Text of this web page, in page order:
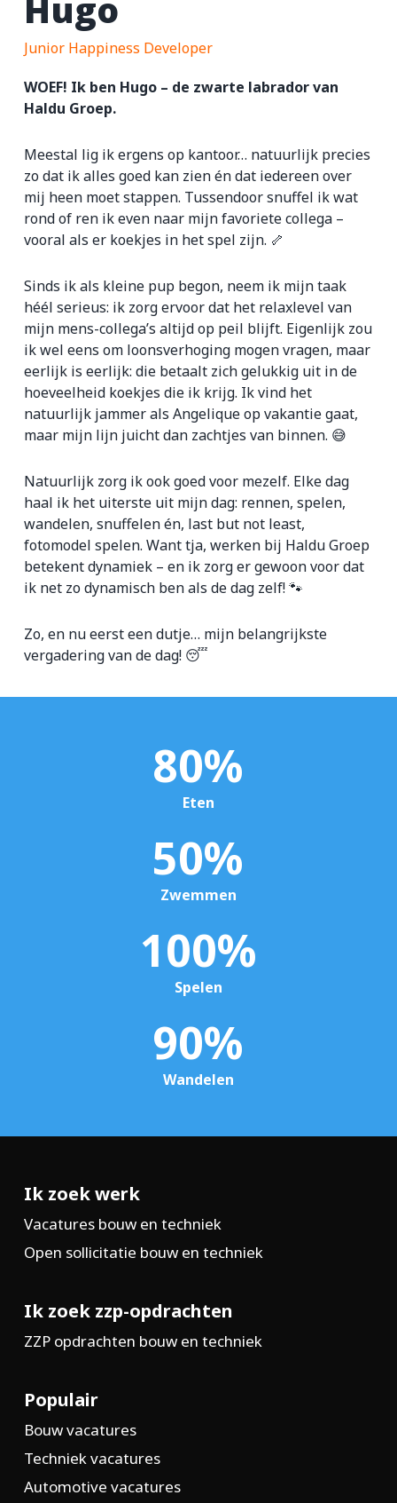
Junior Happiness Developer
WOEF! Ik ben Hugo – de zwarte labrador van
Haldu Groep.
Meestal lig ik ergens op kantoor… natuurlijk precies
zo dat ik alles goed kan zien én dat iedereen over
mij heen moet stappen. Tussendoor snuffel ik wat
rond of ren ik even naar mijn favoriete collega –
vooral als er koekjes in het spel zijn. 🦴
Sinds ik als kleine pup begon, neem ik mijn taak
héél serieus: ik zorg ervoor dat het relaxlevel van
mijn mens-collega’s altijd op peil blijft. Eigenlijk zou
ik wel eens om loonsverhoging mogen vragen, maar
eerlijk is eerlijk: die betaalt zich gelukkig uit in de
hoeveelheid koekjes die ik krijg. Ik vind het
natuurlijk jammer als Angelique op vakantie gaat,
maar mijn lijn juicht dan zachtjes van binnen. 😅
Natuurlijk zorg ik ook goed voor mezelf. Elke dag
haal ik het uiterste uit mijn dag: rennen, spelen,
wandelen, snuffelen én, last but not least,
fotomodel spelen. Want tja, werken bij Haldu Groep
betekent dynamiek – en ik zorg er gewoon voor dat
ik net zo dynamisch ben als de dag zelf! 🐾
Zo, en nu eerst een dutje… mijn belangrijkste
vergadering van de dag! 😴
80%
Eten
50%
Zwemmen
100%
Spelen
90%
Wandelen
Ik zoek werk
Vacatures bouw en techniek
Open sollicitatie bouw en techniek
Ik zoek zzp-opdrachten
ZZP opdrachten bouw en techniek
Populair
Bouw vacatures
Techniek vacatures
Automotive vacatures
ZZP-opdrachten
Vakmensen nodig?